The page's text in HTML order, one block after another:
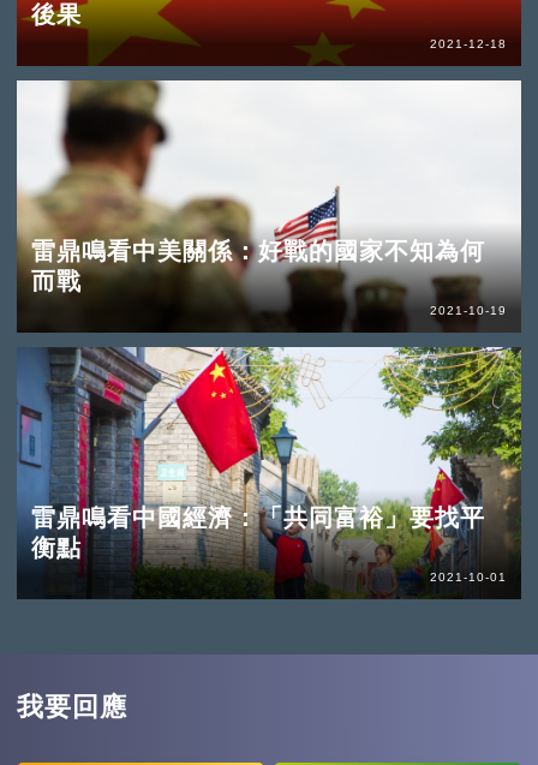
後果
2021-12-18
雷鼎鳴看中美關係：好戰的國家不知為何
而戰
2021-10-19
雷鼎鳴看中國經濟：「共同富裕」要找平
衡點
2021-10-01
我要回應